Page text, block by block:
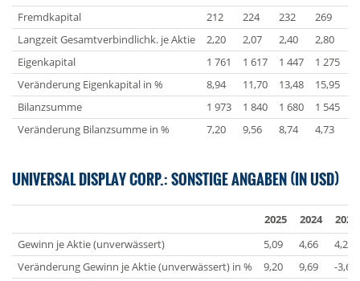
Fremdkapital
212 224 232 269
Langzeit Gesamtverbindlichk. je Aktie
2,20 2,07 2,40 2,80
Eigenkapital
1 761 1 617 1 447 1 275
Veränderung Eigenkapital in %
8,94 11,70 13,48 15,95
Bilanzsumme
1 973 1 840 1 680 1 545
Veränderung Bilanzsumme in %
7,20 9,56 8,74 4,73
UNIVERSAL DISPLAY CORP.: SONSTIGE ANGABEN (IN USD)
2025 2024
2023
Gewinn je Aktie (unverwässert)
5,09 4,66
4,25
Veränderung Gewinn je Aktie (unverwässert) in %
9,20 9,69
-3,61